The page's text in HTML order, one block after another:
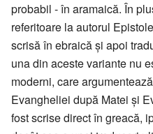
probabil - în aramaică. În
referitoare la autorul
scrisă în ebraică şi apoi
una din aceste variante nu
moderni, care
Evangheliei după Matei şi
fost scrise direct în greacă,